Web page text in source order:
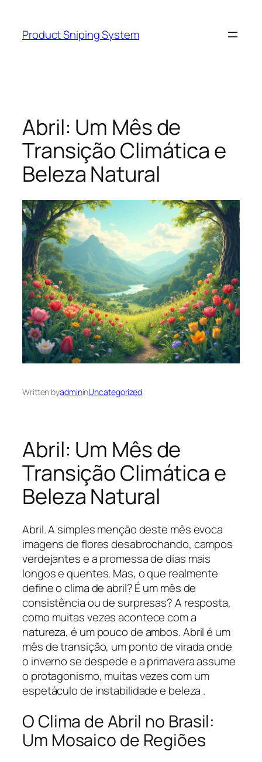
content
Product Sniping System
Abril: Um Mês de
Transição Climática e
Beleza Natural
Written byadmininUncategorized
Abril: Um Mês de
Transição Climática e
Beleza Natural
Abril. A simples menção deste mês evoca
imagens de flores desabrochando, campos
verdejantes e a promessa de dias mais
longos e quentes. Mas, o que realmente
define o clima de abril? É um mês de
consistência ou de surpresas? A resposta,
como muitas vezes acontece com a
natureza, é um pouco de ambos. Abril é um
mês de transição, um ponto de virada onde
o inverno se despede e a primavera assume
o protagonismo, muitas vezes com um
espetáculo de instabilidade e beleza .
O Clima de Abril no Brasil:
Um Mosaico de Regiões